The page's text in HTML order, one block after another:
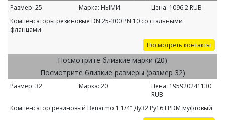
Размер: 25 Марка: НЫМИ Цена: 1096.2 RUB
Компенсаторы резиновые DN 25-300 PN 10 со стальными
фланцами
Посмотреть контакты
Посмотрите близкие марки (20)
Посмотрите близкие размеры (размер 32)
Размер: 32 Марка: 20 Цена: 195920241130
RUB
Компенсатор резиновый Benarmo 1 1/4″ Ду32 Ру16 EPDM муфтовый